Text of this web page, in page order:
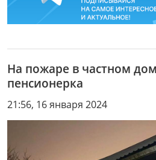
На пожаре в частном
пенсионерка
21:56, 16 января 2024